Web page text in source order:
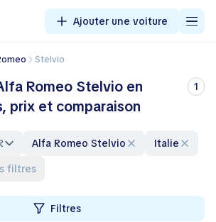
Ajouter une voiture
Stelvio
Romeo Stelvio en
prix et comparaison
1
Alfa Romeo Stelvio
Italie
filtres
Filtres